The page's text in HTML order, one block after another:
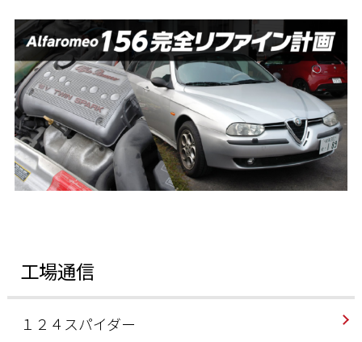
工場通信
１２４スパイダー